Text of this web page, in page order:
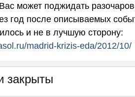
может поджидать
год после описываемых
и не в лучшую сторону:
madrid-krizis-eda/2012/10/
закрыты